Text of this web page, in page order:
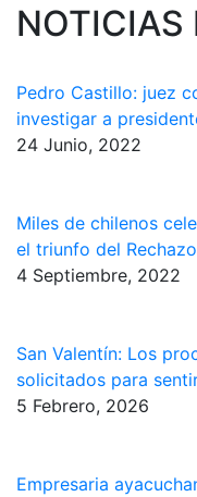
NOTICIAS
Pedro Castillo: juez
investigar a
24 Junio, 2022
Miles de chilenos
el triunfo del Rechazo
4 Septiembre, 2022
San Valentín: Los
solicitados para
5 Febrero, 2026
Empresaria